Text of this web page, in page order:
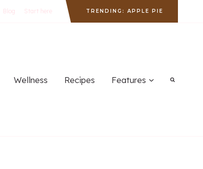
Blog Start here TRENDING: APPLE PIE
Wellness Recipes Features